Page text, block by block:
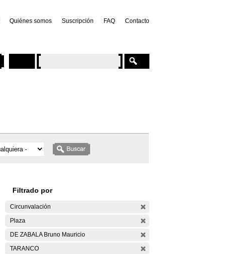
Quiénes somos Suscripción FAQ Contacto
Filtrado por
Circunvalación
Plaza
DE ZABALA Bruno Mauricio
TARANCO